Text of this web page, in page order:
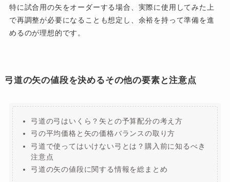
特に試合用の矢をオーダーする場合、実際に使用してみた上
で再調整が必要になることも想定し、余裕を持って準備を進
めるのが理想的です。
弓道の矢の値段を決めるその他の要素と注意点
弓道の弓はいくら？矢との予算配分の考え方
弓の平均価格と矢の価格バランスの取り方
弓道で使ってはいけない弓とは？購入前に知るべき
注意点
弓道の矢の値段に関する情報を総まとめ